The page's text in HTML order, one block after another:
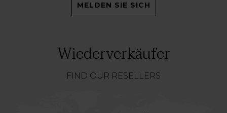
MELDEN SIE SICH
Wiederverkäufer
FIND OUR RESELLERS